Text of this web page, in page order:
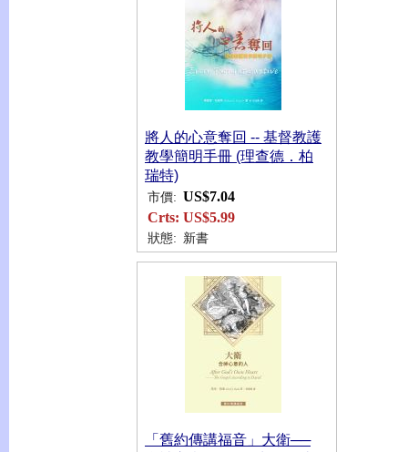
將人的心意奪回 -- 基督教護
教學簡明手冊 (理查德．柏
瑞特)
市價: US$7.04
Crts: US$5.99
狀態: 新書
「舊約傳講福音」大衛──